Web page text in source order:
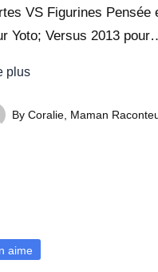
VS Figurines Pensée
Yoto; Versus 2013
plus
By Coralie, Maman
aime